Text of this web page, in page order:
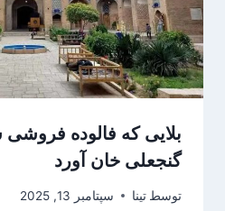
بلایی که فالوده
گنجعلی خان آورد
توسط تینا سپتامبر 13, 2025